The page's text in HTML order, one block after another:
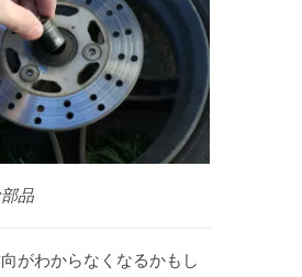
品
がわからなくなるかもし